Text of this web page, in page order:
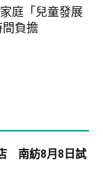
庭「兒童發展
負擔
南紡8月8日試